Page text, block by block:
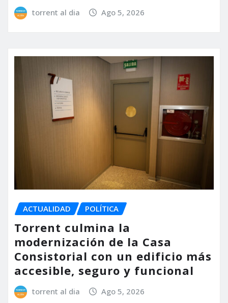
torrent al dia Ago 5, 2026
ACTUALIDAD POLÍTICA
Torrent culmina la
modernización de la Casa
Consistorial con un edificio más
accesible, seguro y funcional
torrent al dia Ago 5, 2026